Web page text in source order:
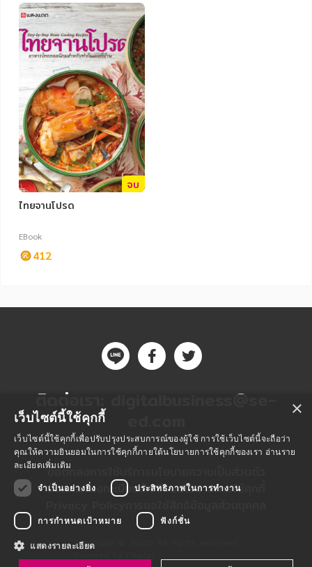
หมวดหมู่หนังสือ
หมวดหมู่ยอดนิยม
หนังสือออกใหม่
หนังสือเสียง
โปรโมชั่นลดราคา
หมวดหมู่หนังสือ
จบ
ไทยจานโปรด
EBook
412
ติดต่อเรา: digitalbusiness@se-
ข้อตกลงการใช้บริการ
ข้อตกลงลงทะเบียนนักเขียนนโยบายการใช้คุกกี้
Copyright © 2020 All rights reserved.
×
เว็บไซต์นี้ใช้คุกกี้
เว็บไซต์นี้ใช้คุกกี้เพื่อปรับปรุงประสบการณ์ของผู้ใช้ การใช้เว็บไซต์นี้จะถือว่า
คุณให้ความยินยอมในการใช้คุกกี้ภายใต้นโยบายการใช้คุกกี้ของเรา อ่านราย
ละเอียดเพิ่มเติม
จำเป็นอย่างยิ่ง
ประสิทธิภาพในการทำงาน
การกำหนดเป้าหมาย ฟังก์ชั่น
แสดงรายละเอียด